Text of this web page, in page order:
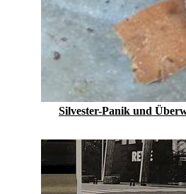
Silvester-Panik und